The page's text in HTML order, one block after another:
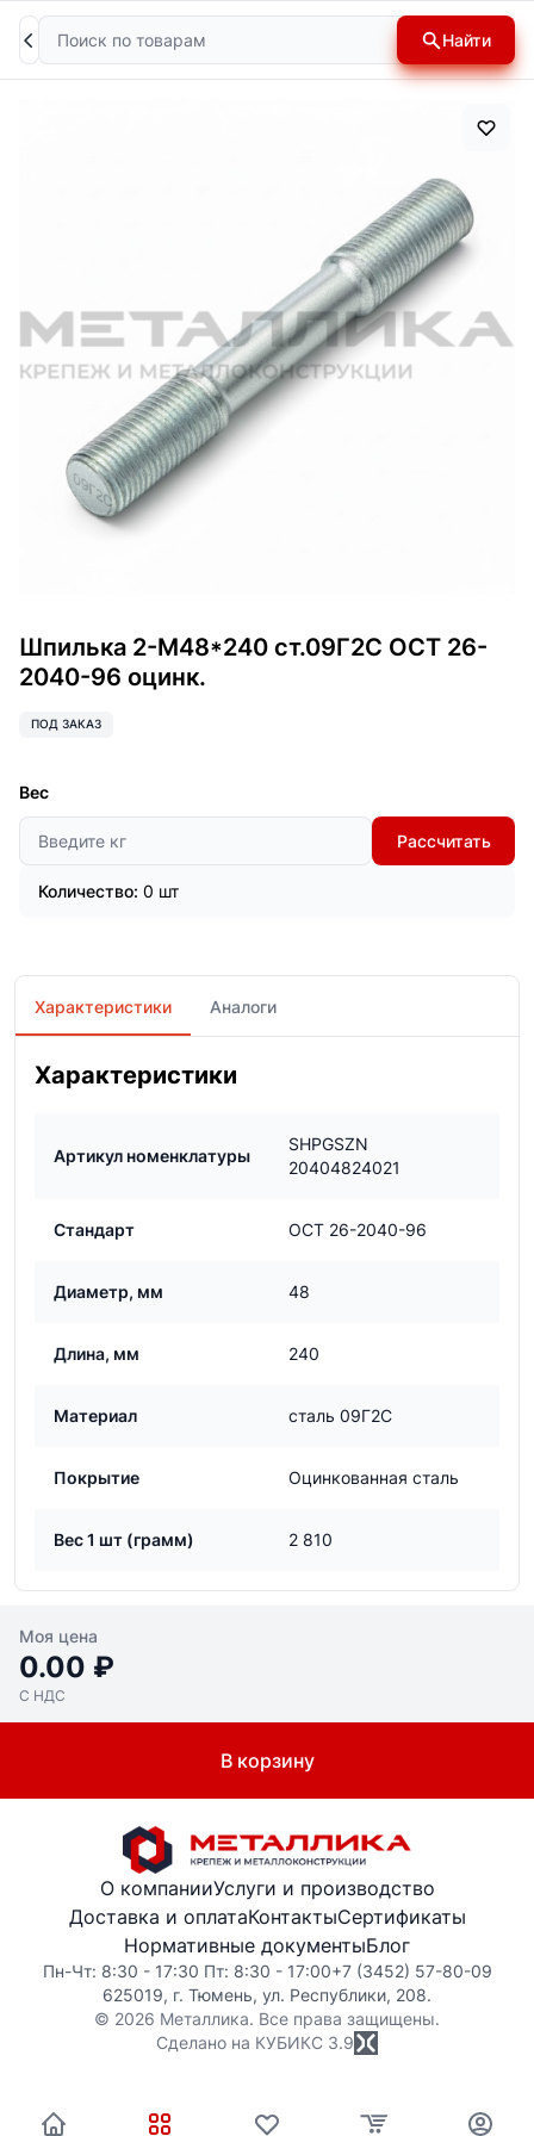
Поиск Найти
Шпилька 2-М48*240 ст.09Г2С ОСТ 26-
2040-96 оцинк.
ПОД ЗАКАЗ
Вес
Рассчитать
Количество: 0 шт
Характеристики Аналоги
Характеристики
Артикул номенклатуры
SHPGSZN
20404824021
Стандарт ОСТ 26-2040-96
Диаметр, мм 48
Длина, мм 240
Материал сталь 09Г2С
Покрытие Оцинкованная сталь
Вес 1 шт (грамм) 2 810
Моя цена
0.00 ₽
С НДС
В корзину
О компанииУслуги и производство
Доставка и оплатаКонтактыСертификаты
Нормативные документыБлог
Пн-Чт: 8:30 - 17:30 Пт: 8:30 - 17:00+7 (3452) 57-80-09
625019, г. Тюмень, ул. Республики, 208.
© 2026 Металлика. Все права защищены.
Сделано на КУБИКС 3.9